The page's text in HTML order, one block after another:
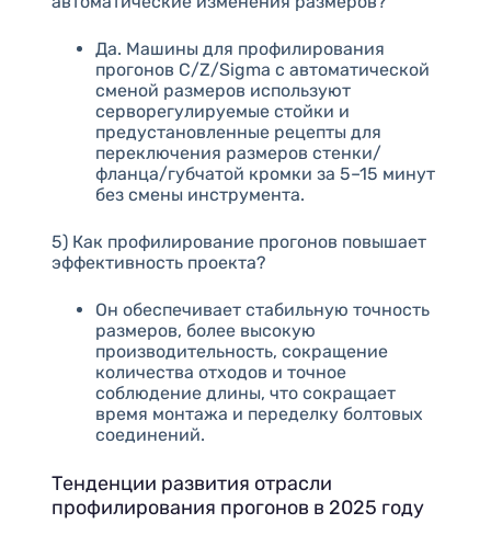
Да. Машины для профилирования
прогонов C/Z/Sigma с автоматической
сменой размеров используют
серворегулируемые стойки и
предустановленные рецепты для
переключения размеров стенки/
фланца/губчатой кромки за 5–15 минут
без смены инструмента.
5) Как профилирование прогонов повышает
эффективность проекта?
Он обеспечивает стабильную точность
размеров, более высокую
производительность, сокращение
количества отходов и точное
соблюдение длины, что сокращает
время монтажа и переделку болтовых
соединений.
Тенденции развития отрасли
профилирования прогонов в 2025 году